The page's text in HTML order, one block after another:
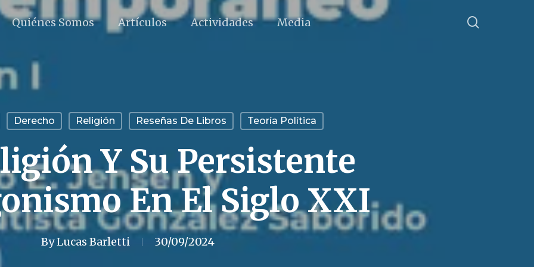
Quiénes Somos Artículos Actividades Media
Derecho Religión Reseñas De Libros Teoría Política
Y Su Persistente
En El Siglo XXI
ByLucas Barletti 30/09/2024